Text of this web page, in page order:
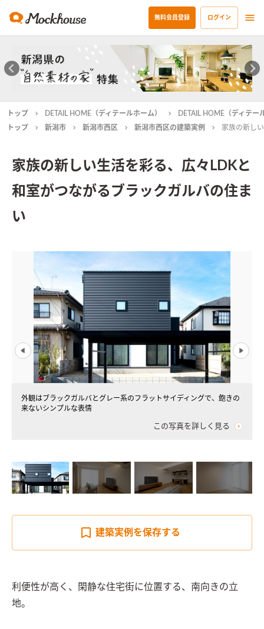
無料会員登録 ログイン
トップ DETAIL HOME（ディテールホーム）
DETAIL HOME（ディテ
トップ
新潟市 新潟市西区 新潟市西区の建築実例 家族の新し
家族の新しい生活を彩る、広々LDKと
和室がつながるブラックガルバの住ま
い
外観はブラックガルバとグレー系のフラットサイディングで、飽きの
来ないシンプルな表情
この写真を詳しく見る
建築実例を保存する
利便性が高く、閑静な住宅街に位置する、南向きの立
地。